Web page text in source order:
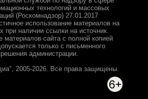
технологий и массовых
(Роскомнадзор) 27.01.2017
использование материалов на
при наличии ссылки на источник.
материалов сайта с полной копией
только с письменного
администрации.
2005-2026. Все права защищены.